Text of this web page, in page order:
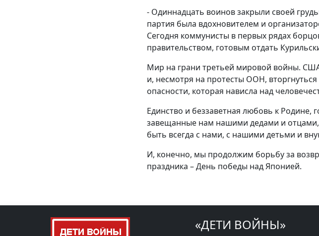
- Одиннадцать воинов закрыли своей
партия была вдохновителем и
Сегодня коммунисты в первых рядах
правительством, готовым отдать
Мир на грани третьей мировой войны.
и, несмотря на протесты ООН,
опасности, которая нависла над
Единство и беззаветная любовь к
завещанные нам нашими дедами и
быть всегда с нами, с нашими детьми и
И, конечно, мы продолжим борьбу за
праздника – День победы над Японией.
«ДЕТИ ВОЙНЫ»